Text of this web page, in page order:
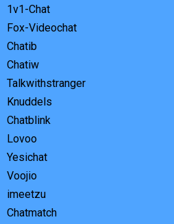
1v1-Chat
Fox-Videochat
Chatib
Chatiw
Talkwithstranger
Knuddels
Chatblink
Lovoo
Yesichat
Voojio
imeetzu
Chatmatch